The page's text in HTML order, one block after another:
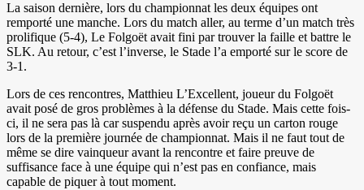
La saison dernière, lors du championnat les deux équipes ont
remporté une manche. Lors du match aller, au terme d’un match très
prolifique (5-4), Le Folgoët avait fini par trouver la faille et battre le
SLK. Au retour, c’est l’inverse, le Stade l’a emporté sur le score de
3-1.
Lors de ces rencontres, Matthieu L’Excellent, joueur du Folgoët
avait posé de gros problèmes à la défense du Stade. Mais cette fois-
ci, il ne sera pas là car suspendu après avoir reçu un carton rouge
lors de la première journée de championnat. Mais il ne faut tout de
même se dire vainqueur avant la rencontre et faire preuve de
suffisance face à une équipe qui n’est pas en confiance, mais
capable de piquer à tout moment.